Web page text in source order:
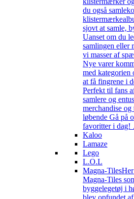
du også
sjovt at samle,
Uanset om du
samlingen eller
vi masser af
Nye varer
med
at få fingrene i
Perfekt til fans
samlere og
merchandise
løbende Gå på
favoritter i dag!
Kaloo
Lamaze
Lego
L.O.L
Magna-Tiles
Magna-Tiles
byggelegetøj i
blev opfundet